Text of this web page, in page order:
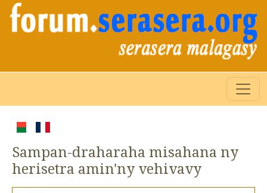
Sampan-draharaha misahana ny
herisetra amin'ny vehivavy